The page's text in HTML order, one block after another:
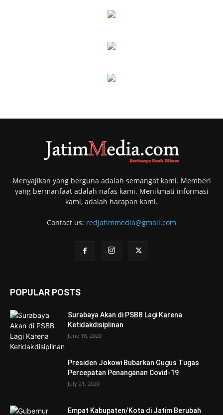
Menyajikan yang berguna adalah semangat kami. Memberi
yang bermanfaat adalah nafas kami. Menikmati informasi
kami, adalah harapan kami.
Contact us: redjatimmedia@gmail.com
POPULAR POSTS
Surabaya Akan di PSBB Lagi Karena
Ketidakdisiplinan
June 18, 2020
Presiden Jokowi Bubarkan Gugus Tugas
Percepatan Penanganan Covid-19
July 21, 2020
Empat Kabupaten/Kota di Jatim Berubah